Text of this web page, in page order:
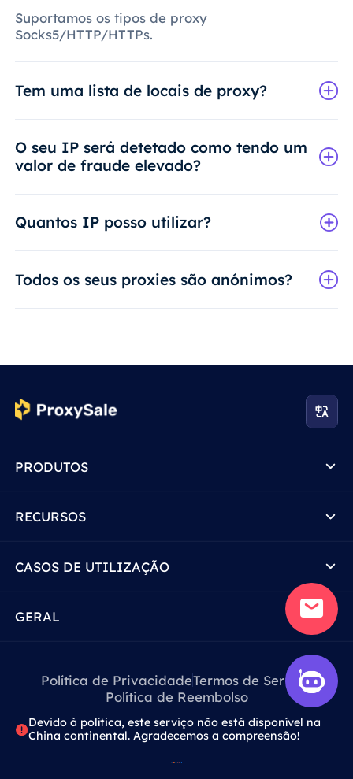
Suportamos os tipos de proxy
Socks5/HTTP/HTTPs.
Tem uma lista de locais de proxy?
O seu IP será detetado como tendo um
valor de fraude elevado?
Quantos IP posso utilizar?
Todos os seus proxies são anónimos?
PRODUTOS
RECURSOS
CASOS DE UTILIZAÇÃO
GERAL
Política de PrivacidadeTermos de Serviço
Política de Reembolso
Devido à política, este serviço não está disponível na
China continental. Agradecemos a compreensão!